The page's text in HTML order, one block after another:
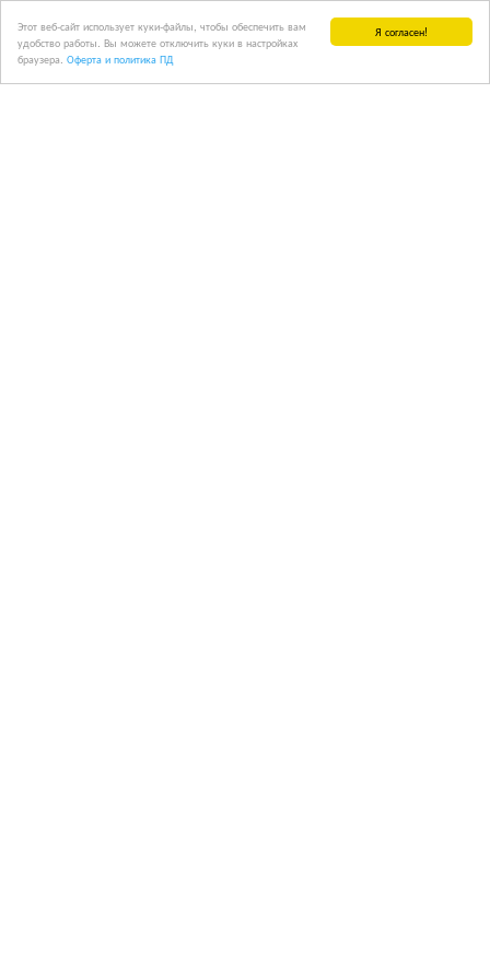
Я согласен!
Этот веб-сайт использует куки-файлы, чтобы обеспечить вам
удобство работы. Вы можете отключить куки в настройках
браузера. Оферта и политика ПД